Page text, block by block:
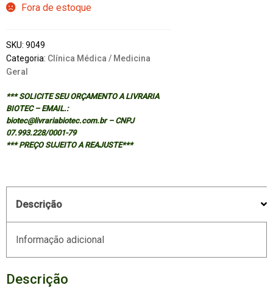
Fora de estoque
SKU: 9049
Categoria: Clínica Médica / Medicina
Geral
*** SOLICITE SEU ORÇAMENTO A LIVRARIA
BIOTEC – EMAIL.:
biotec@livrariabiotec.com.br – CNPJ
07.993.228/0001-79
*** PREÇO SUJEITO A REAJUSTE***
Descrição
Informação adicional
Descrição